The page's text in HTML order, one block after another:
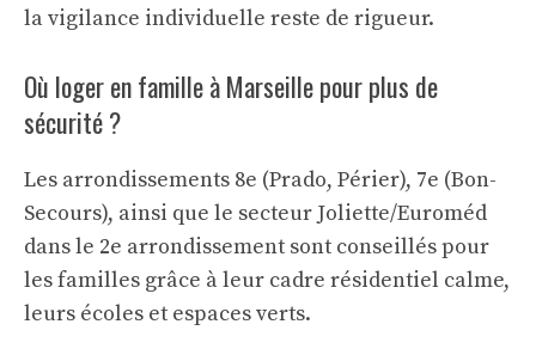
la vigilance individuelle reste de rigueur.
Où loger en famille à Marseille pour plus de
sécurité ?
Les arrondissements 8e (Prado, Périer), 7e (Bon-
Secours), ainsi que le secteur Joliette/Euroméd
dans le 2e arrondissement sont conseillés pour
les familles grâce à leur cadre résidentiel calme,
leurs écoles et espaces verts.